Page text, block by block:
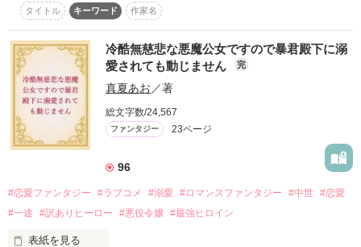
取り消すことの出来ない
手遅れな思い出があるとするのなら、
あなたはどうしますか、…?
作品を読む
(笑)(笑)(笑)(笑)(笑)(笑)(笑)
(笑)(笑)(笑)(笑)(笑)(笑)(笑)
(笑)(笑)(笑)(笑)(笑)(笑)(笑)
これだけ並べば……
タイトル
キーワード 作家名
冷酷無慈悲な悪魔公女ですので暴君殿下に溺
愛されても動じません
完
真夏あお ／著
総文字数/24,567
ファンタジー 23ページ
96
#恋愛ファンタジー #ラブコメ #溺愛 #ロマンスファンタジー #中世 #恋愛
#一途
#訳ありヒーロー #悪役令嬢 #最強ヒロイン
表紙を見る